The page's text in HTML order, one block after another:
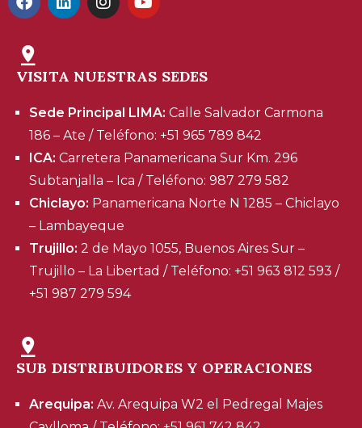
VISITA NUESTRAS SEDES
Sede Principal LIMA: Calle Salvador Carmona
186 – Ate / Teléfono: +51 965 789 842
ICA: Carretera Panamericana Sur Km. 296
Subtanjalla – Ica / Teléfono: 987 279 582
Chiclayo: Panamericana Norte N 1285 – Chiclayo
– Lambayeque
Trujillo: 2 de Mayo 1055, Buenos Aires Sur –
Trujillo – La Libertad / Teléfono: +51 963 812 593 /
+51 987 279 594
SUB DISTRIBUIDORES Y OPERACIONES
Arequipa: Av. Arequipa W2 el Pedregal Majes